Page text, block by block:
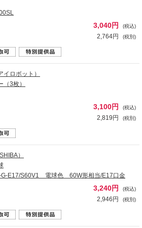
3,040円 (税込)
2,764円 (税別)
ロボット）
（3枚）
3,100円 (税込)
2,819円 (税別)
）
G-E17/S60V1 電球色 60W形相当/E17口金
3,240円 (税込)
2,946円 (税別)